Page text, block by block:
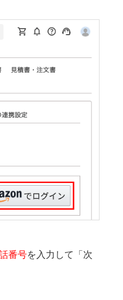
番号を入力して「次